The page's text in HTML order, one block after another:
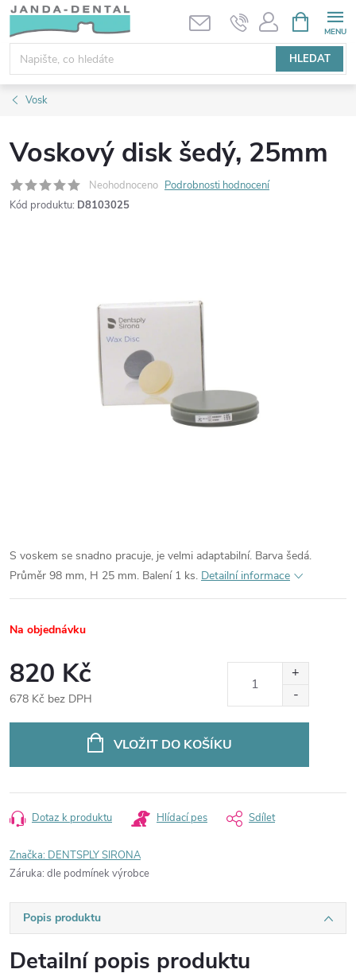
Přejít
obsah
HLEDAT
NÁKUPNÍ
KOŠÍK
Vosk
Voskový disk šedý, 25mm
Neohodnoceno Podrobnosti hodnocení
Kód produktu: D8103025
S voskem se snadno pracuje, je velmi adaptabilní. Barva šedá.
Průměr 98 mm, H 25 mm. Balení 1 ks. Detailní informace
Na objednávku
820 Kč
678 Kč bez DPH
VLOŽIT DO KOŠÍKU
Dotaz k produktu Hlídací pes Sdílet
Značka: DENTSPLY SIRONA
Záruka: dle podmínek výrobce
Popis produktu
Detailní popis produktu